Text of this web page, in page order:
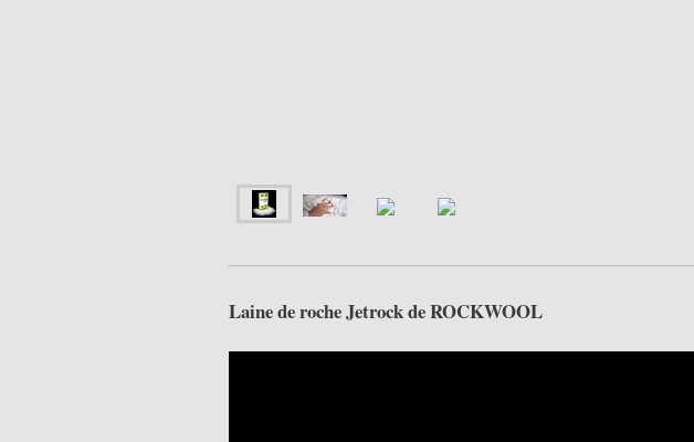
Laine de roche Jetrock de ROCKWOOL